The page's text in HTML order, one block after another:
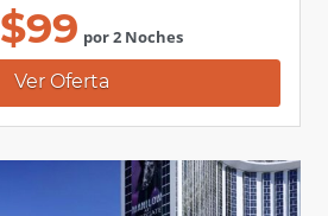
$99 por 2 Noches
Ver Oferta